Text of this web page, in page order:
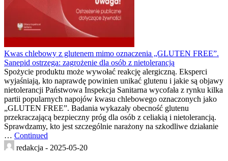
Kwas chlebowy z glutenem mimo oznaczenia „GLUTEN FREE”.
Sanepid ostrzega: zagrożenie dla osób z nietolerancją
Spożycie produktu może wywołać reakcję alergiczną. Eksperci
wyjaśniają, kto naprawdę powinien unikać glutenu i jakie są objawy
nietolerancji Państwowa Inspekcja Sanitarna wycofała z rynku kilka
partii popularnych napojów kwasu chlebowego oznaczonych jako
„GLUTEN FREE”. Badania wykazały obecność glutenu
przekraczającą bezpieczny próg dla osób z celiakią i nietolerancją.
Sprawdzamy, kto jest szczególnie narażony na szkodliwe działanie
… Continued
redakcja - 2025-05-20